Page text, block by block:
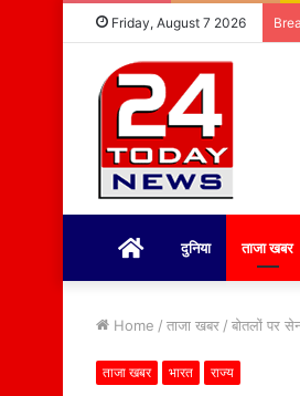
Friday, August 7 2026
होम दुनिया ताजा खबर
Home / ताजा खबर / बोतलों पर
ताजा खबर भारत राज्य